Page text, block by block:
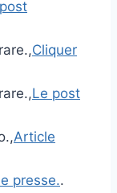
Cliquer
Le post
Article
presse..